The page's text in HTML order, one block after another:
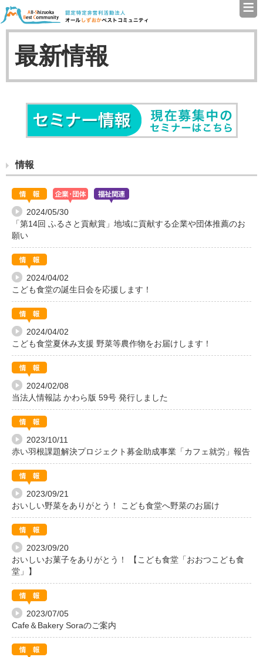
認定特定非営利活動法人（
≡
最新情報
情報
2024/05/30
「第14回 ふるさと貢献賞」地域に貢献する企業や団体推薦のお
願い
2024/04/02
こども食堂の誕生日会を応援します！
2024/04/02
こども食堂夏休み支援 野菜等農作物をお届けします！
2024/02/08
当法人情報誌 かわら版 59号 発行しました
2023/10/11
赤い羽根課題解決プロジェクト募金助成事業「カフェ就労」報告
2023/09/21
おいしい野菜をありがとう！ こども食堂へ野菜のお届け
2023/09/20
おいしいお菓子をありがとう！ 【こども食堂「おおつこども食
堂」】
2023/07/05
Cafe＆Bakery Soraのご案内